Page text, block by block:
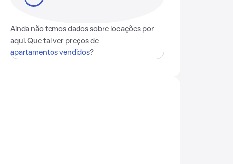
Ainda não temos dados sobre locações por
aqui. Que tal ver preços de
apartamentos vendidos?